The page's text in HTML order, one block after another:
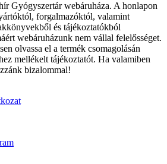
Gyógyszertár webáruháza. A honlapon
forgalmazóktól, valamint
és tájékoztatókból
webáruházunk nem vállal felelősséget.
olvassa el a termék csomagolásán
mellékelt tájékoztatót. Ha valamiben
bizalommal!